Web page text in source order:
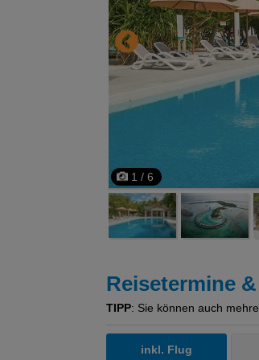
1 / 6
Reisetermine
TIPP: Sie können auch
inkl. Flug